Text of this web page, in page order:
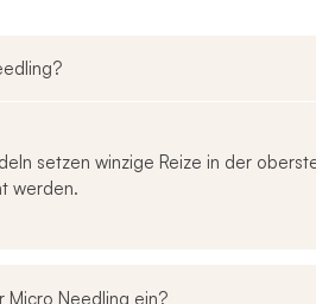
setzen winzige Reize in der
werden.
Micro Needling ein?